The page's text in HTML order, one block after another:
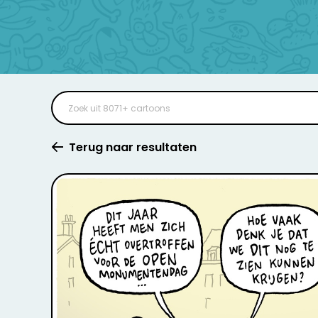
Terug naar resultaten